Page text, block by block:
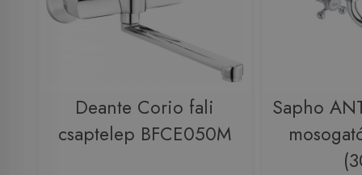
Deante Corio fali
csaptelep BFCE050M
Sapho